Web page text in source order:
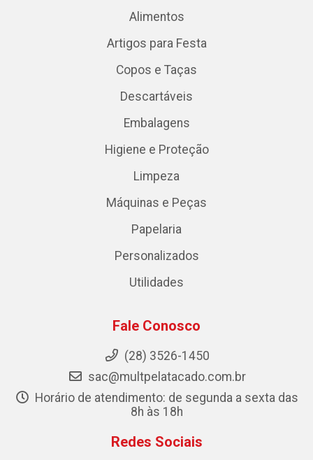
Alimentos
Artigos para Festa
Copos e Taças
Descartáveis
Embalagens
Higiene e Proteção
Limpeza
Máquinas e Peças
Papelaria
Personalizados
Utilidades
Fale Conosco
(28) 3526-1450
sac@multpelatacado.com.br
Horário de atendimento: de segunda a sexta das
8h às 18h
Redes Sociais